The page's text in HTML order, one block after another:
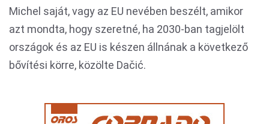
Michel saját, vagy az EU nevében beszélt, amikor
azt mondta, hogy szeretné, ha 2030-ban tagjelölt
országok és az EU is készen állnának a következő
bővítési körre, közölte Dačić.